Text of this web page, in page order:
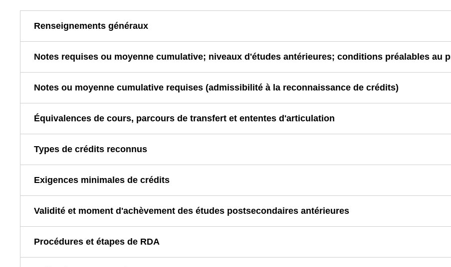
Renseignements généraux
Notes requises ou moyenne cumulative; niveaux d'études antérieures; conditions préalables au
Notes ou moyenne cumulative requises (admissibilité à la reconnaissance de crédits)
Équivalences de cours, parcours de transfert et ententes d'articulation
Types de crédits reconnus
Exigences minimales de crédits
Validité et moment d'achèvement des études postsecondaires antérieures
Procédures et étapes de RDA